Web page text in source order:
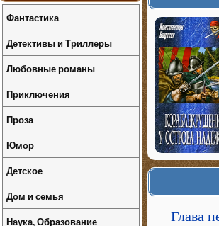
Глава
Фантастика
Детективы и Триллеры
Любовные романы
Приключения
Проза
Юмор
Детское
Дом и семья
Наука, Образование